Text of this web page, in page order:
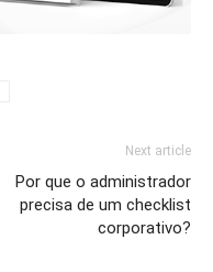
Next article
Por que o administrador
precisa de um checklist
corporativo?